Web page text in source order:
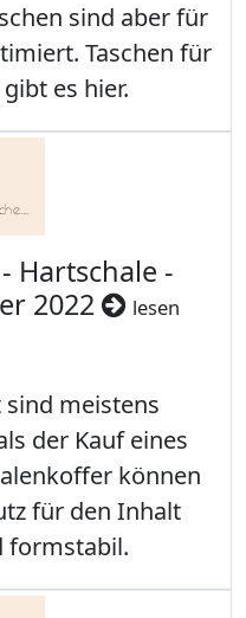
sind aber für
Taschen für
es hier.
Hartschale -
2022
lesen
sind meistens
der Kauf eines
können
für den Inhalt
formstabil.